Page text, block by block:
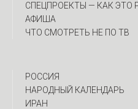
CПЕЦПРОЕКТЫ — КАК ЭТО
АФИША
ЧТО СМОТРЕТЬ НЕ ПО ТВ
РОССИЯ
НАРОДНЫЙ КАЛЕНДАРЬ
ИРАН